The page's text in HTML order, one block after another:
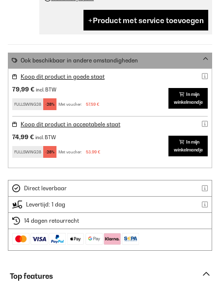
Product met service toevoegen
Ook beschikbaar in andere omstandigheden
Koop dit product in goede staat
79,99 € incl. BTW
FULLSWING28 -28% Met voucher: 57,59 €
In mijn
winkelmandje
Koop dit product in acceptabele staat
74,99 € incl. BTW
FULLSWING28 -28% Met voucher: 53,99 €
In mijn
winkelmandje
Direct leverbaar
Levertijd: 1 dag
14 dagen retourrecht
Top features